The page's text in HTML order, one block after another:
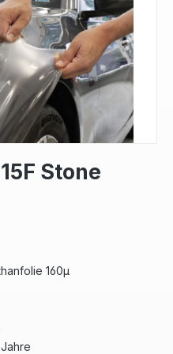
Stone
160µ